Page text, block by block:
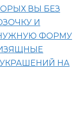
ВЫ БЕЗ
И
ФОРМУ
НА